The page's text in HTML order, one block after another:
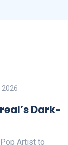
2026
Dark-
Pop Artist to